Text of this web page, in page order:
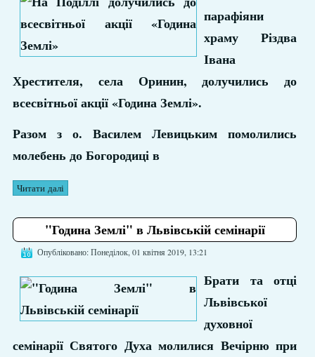
парафіяни
храму Різдва
Івана
Хрестителя, села Оринин, долучились до
всесвітньої акції «Година Землі».
Разом з о. Василем Левицьким помолились
молебень до Богородиці в
Читати далі
"Година Землі" в Львівській семінарії
Опубліковано: Понеділок, 01 квітня 2019, 13:21
Брати та отці
Львівської
духовної
семінарії Святого Духа молилися Вечірню при